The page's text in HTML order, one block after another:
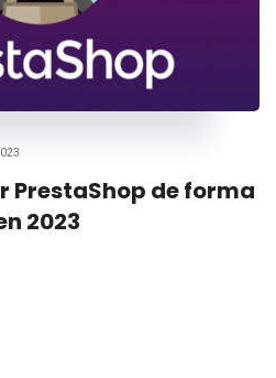
PrestaShop de forma
2023